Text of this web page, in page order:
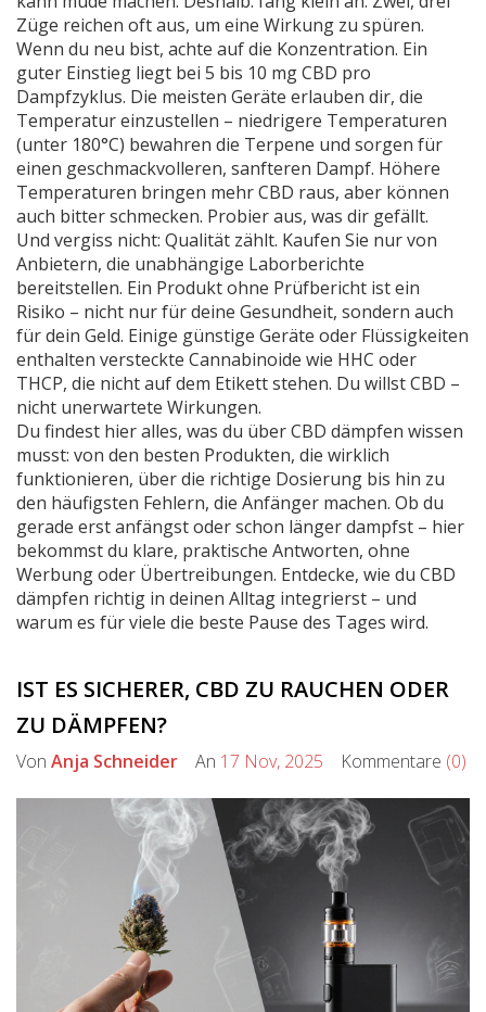
Züge reichen oft aus, um eine Wirkung zu spüren.
Wenn du neu bist, achte auf die Konzentration. Ein
guter Einstieg liegt bei 5 bis 10 mg CBD pro
Dampfzyklus. Die meisten Geräte erlauben dir, die
Temperatur einzustellen – niedrigere Temperaturen
(unter 180°C) bewahren die Terpene und sorgen für
einen geschmackvolleren, sanfteren Dampf. Höhere
Temperaturen bringen mehr CBD raus, aber können
auch bitter schmecken. Probier aus, was dir gefällt.
Und vergiss nicht: Qualität zählt. Kaufen Sie nur von
Anbietern, die unabhängige Laborberichte
bereitstellen. Ein Produkt ohne Prüfbericht ist ein
Risiko – nicht nur für deine Gesundheit, sondern auch
für dein Geld. Einige günstige Geräte oder Flüssigkeiten
enthalten versteckte Cannabinoide wie HHC oder
THCP, die nicht auf dem Etikett stehen. Du willst CBD –
nicht unerwartete Wirkungen.
Du findest hier alles, was du über CBD dämpfen wissen
musst: von den besten Produkten, die wirklich
funktionieren, über die richtige Dosierung bis hin zu
den häufigsten Fehlern, die Anfänger machen. Ob du
gerade erst anfängst oder schon länger dampfst – hier
bekommst du klare, praktische Antworten, ohne
Werbung oder Übertreibungen. Entdecke, wie du CBD
dämpfen richtig in deinen Alltag integrierst – und
warum es für viele die beste Pause des Tages wird.
IST ES SICHERER, CBD ZU RAUCHEN ODER
ZU DÄMPFEN?
Von Anja Schneider An 17 Nov, 2025 Kommentare (0)